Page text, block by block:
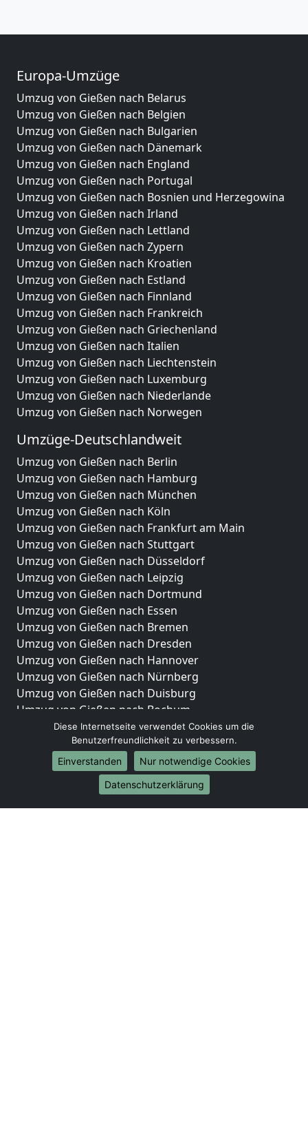
Europa-Umzüge
Umzug von Gießen nach Belarus
Umzug von Gießen nach Belgien
Umzug von Gießen nach Bulgarien
Umzug von Gießen nach Dänemark
Umzug von Gießen nach England
Umzug von Gießen nach Portugal
Umzug von Gießen nach Bosnien und Herzegowina
Umzug von Gießen nach Irland
Umzug von Gießen nach Lettland
Umzug von Gießen nach Zypern
Umzug von Gießen nach Kroatien
Umzug von Gießen nach Estland
Umzug von Gießen nach Finnland
Umzug von Gießen nach Frankreich
Umzug von Gießen nach Griechenland
Umzug von Gießen nach Italien
Umzug von Gießen nach Liechtenstein
Umzug von Gießen nach Luxemburg
Umzug von Gießen nach Niederlande
Umzug von Gießen nach Norwegen
Umzüge-Deutschlandweit
Umzug von Gießen nach Berlin
Umzug von Gießen nach Hamburg
Umzug von Gießen nach München
Umzug von Gießen nach Köln
Umzug von Gießen nach Frankfurt am Main
Umzug von Gießen nach Stuttgart
Umzug von Gießen nach Düsseldorf
Umzug von Gießen nach Leipzig
Umzug von Gießen nach Dortmund
Umzug von Gießen nach Essen
Umzug von Gießen nach Bremen
Umzug von Gießen nach Dresden
Umzug von Gießen nach Hannover
Umzug von Gießen nach Nürnberg
Umzug von Gießen nach Duisburg
Umzug von Gießen nach Bochum
Umzug von Gießen nach Wuppertal
Umzug von Gießen nach Bielefeld
Umzug von Gießen nach Bonn
Umzug von Gießen nach Münster
Diese Internetseite verwendet Cookies um die
Benutzerfreundlichkeit zu verbessern.
Einverstanden
Nur notwendige Cookies
Datenschutzerklärung